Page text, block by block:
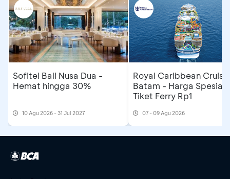
Sofitel Bali Nusa Dua -
Hemat hingga 30%
10 Agu 2026 - 31 Jul 2027
Royal Caribbean Cruise
Batam - Harga Spesial
Tiket Ferry Rp1
07 - 09 Agu 2026